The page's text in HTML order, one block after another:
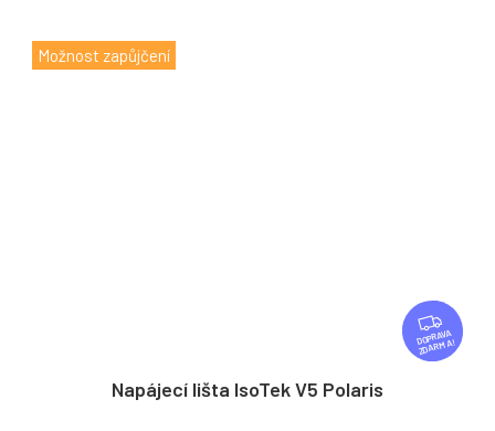
Možnost zapůjčení
Z
D
A
ZDARMA
Napájecí lišta IsoTek V5 Polaris